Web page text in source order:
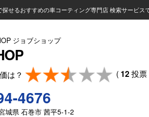
せるおすすめの車コーティング専門店 検索サービスで
ジョブショップ
( 12投票
4676
城県 石巻市 茜平5-1-2